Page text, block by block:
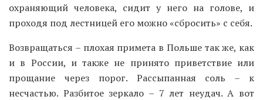
охраняющий человека, сидит у него на голове, и
проходя под лестницей его можно «сбросить» с себя.
Возвращаться – плохая примета в Польше так же, как
и в России, и также не принято приветствие или
прощание через порог. Рассыпанная соль – к
несчастью. Разбитое зеркало – 7 лет неудач. А вот